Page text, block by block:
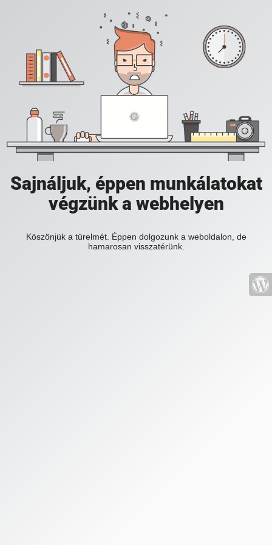
Sajnáljuk, éppen munkálatokat
végzünk a webhelyen
Köszönjük a türelmét. Éppen dolgozunk a weboldalon, de
hamarosan visszatérünk.